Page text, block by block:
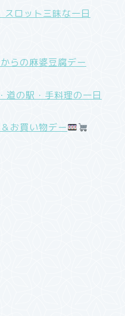
ロット三昧な一日
らの麻婆豆腐デー
の駅・手料理の一日
お買い物デー